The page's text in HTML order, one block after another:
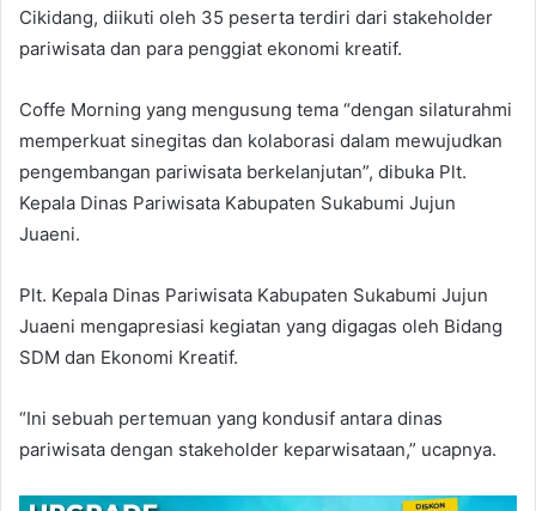
Cikidang, diikuti oleh 35 peserta terdiri dari stakeholder
pariwisata dan para penggiat ekonomi kreatif.
Coffe Morning yang mengusung tema “dengan silaturahmi
memperkuat sinegitas dan kolaborasi dalam mewujudkan
pengembangan pariwisata berkelanjutan”, dibuka Plt.
Kepala Dinas Pariwisata Kabupaten Sukabumi Jujun
Juaeni.
Plt. Kepala Dinas Pariwisata Kabupaten Sukabumi Jujun
Juaeni mengapresiasi kegiatan yang digagas oleh Bidang
SDM dan Ekonomi Kreatif.
“Ini sebuah pertemuan yang kondusif antara dinas
pariwisata dengan stakeholder keparwisataan,” ucapnya.